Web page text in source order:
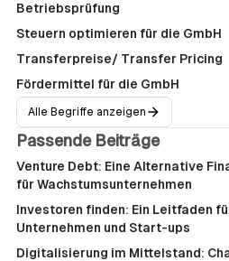
Betriebsprüfung
Steuern optimieren für die GmbH
Transferpreise/ Transfer Pricing
Fördermittel für die GmbH
Alle Begriffe anzeigen
Passende Beiträge
Venture Debt: Eine Alternative
für Wachstumsunternehmen
Investoren finden: Ein Leitfaden
Unternehmen und Start-ups
Digitalisierung im Mittelstand: